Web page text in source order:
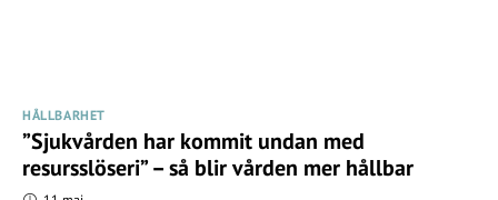
HÅLLBARHET
”Sjukvården har kommit undan med
resursslöseri” – så blir vården mer hållbar